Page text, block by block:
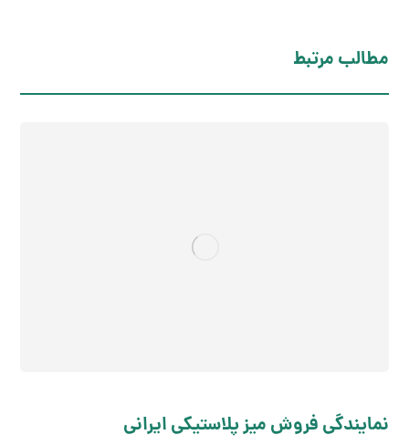
مطالب مرتبط
نمایندگی فروش میز پلاستیکی ایرانی